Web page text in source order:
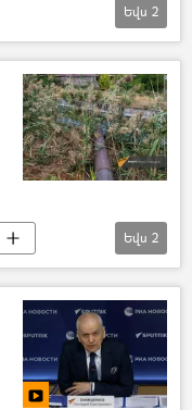
Հիվանդությունների վերահսկման և կանխարգելման ազգային կենտրոն
Եվս 2
Եվս 2